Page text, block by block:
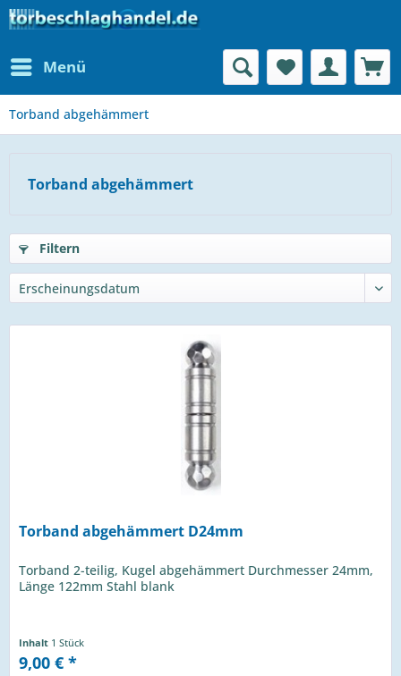
Menü
Torband abgehämmert
Torband abgehämmert
Filtern
Torband abgehämmert D24mm
Torband 2-teilig, Kugel abgehämmert Durchmesser 24mm,
Länge 122mm Stahl blank
Inhalt 1 Stück
9,00 € *